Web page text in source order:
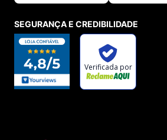
SEGURANÇA E CREDIBILIDADE